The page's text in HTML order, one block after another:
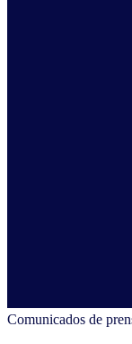
Comunicados de